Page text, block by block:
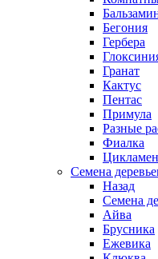
Бегония
Гербера
Гранат
Кактус
Пентас
Примула
Разные
Фиалка
Цикламен
Семена
Назад
Семена
Айва
Брусника
Ежевика